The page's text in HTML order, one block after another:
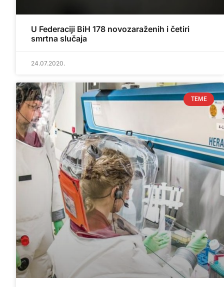
U Federaciji BiH 178 novozaraženih i četiri
smrtna slučaja
24.07.2020.
TEME